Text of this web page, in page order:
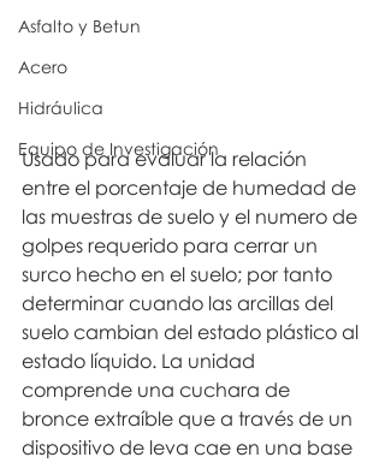
Asfalto y Betun
Acero
Hidráulica
Equipo de Investigación
Usado para evaluar la relación
entre el porcentaje de humedad de
las muestras de suelo y el numero de
golpes requerido para cerrar un
surco hecho en el suelo; por tanto
determinar cuando las arcillas del
suelo cambian del estado plástico al
estado líquido. La unidad
comprende una cuchara de
bronce extraíble que a través de un
dispositivo de leva cae en una base